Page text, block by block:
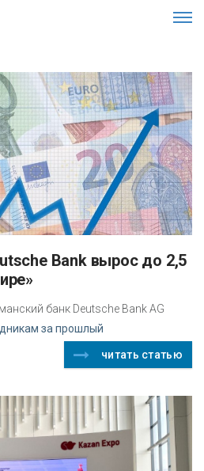
банк Deutsche Bank AG
за прошлый
читать статью